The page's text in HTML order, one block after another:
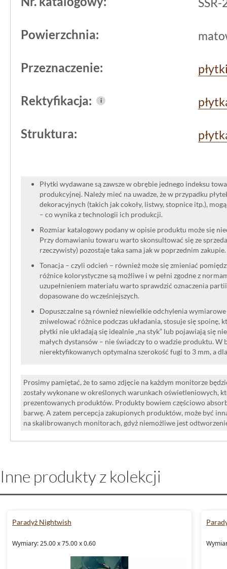
glazuradaje dużo możliwości
wykończenie, które z czasem nie
Powierzchnia:
Przeznaczenie:
Rektyfikacja: i
Struktura:
Płytki wydawane są zawsze w obrębie jednego indeksu
produkcyjnej. Należy mieć na uwadze, że w przypadku
dekoracyjnych (takich jak cokoły, listwy, stopnice itp.),
– co wynika z technologii ich produkcji.
Rozmiar katalogowy podany w opisie produktu może się
Przy domawianiu towaru warto skonsultować się ze
rzeczywisty) pozostaje taka sama jak w poprzednim zakupie.
Tonacja – czyli odcień – również może się zmieniać
różnice kolorystyczne są możliwe i w pełni zgodne z
uzupełnieniem materiału warto sprawdzić oznaczenia
dopasowane do wcześniejszych.
Dopuszczalne są również niewielkie odchylenia
zniwelować różnice podczas układania, stosuje się spoinę,
płytki nie układają się idealnie „na styk” lub pojawiają się
małych dystansów – nie świadczy to o wadzie produktu. W
nierektyfikowanych optymalna szerokość fugi to 3 mm, a
Prosimy pamiętać, że to samo zdjęcie na każdym monitorze
zostały wykonane w określonych warunkach oświetleniowych,
prezentowanych produktów. Produkty bowiem częściowo
barwę. A zatem percepcja zakupionych produktów, może być
na skalibrowanych monitorach, gdyż niemożliwe jest
Inne produkty z kolekcji
Paradyż Nightwish
Wymiary: 25.00 x 75.00 x 0.60